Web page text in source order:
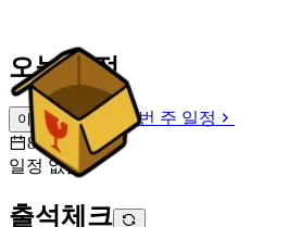
오늘 일정
이번 주 일정
이번 주 일정
8월 9일 [일]
일정 없음
출석체크